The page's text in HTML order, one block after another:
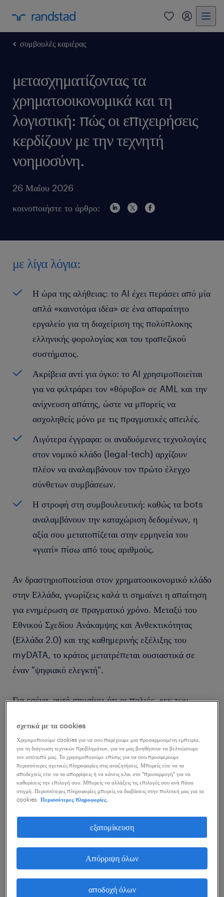
0 my
συμβουλές καριέρας
μετασχηματίζοντας τα
χρηματοοικονομικά και τη
λογιστική: πώς οι επιχειρήσεις
κερδίζουν με την τεχνητή
νοημοσύνη.
26 Μαΐου 2026
κοινοποιήστε το άρθρο:
με λίγα λόγια:
Η ώρα της αλήθειας: το AI έχει περάσει από μία
απλά «καινοτόμα ιδέα» σε ένα απαραίτητο
εργαλείο για τη διαχείριση της πολύπλοκης
ελληνικής φορολογίας και του τραπεζικού
συστήματος.
Ακρίβεια αντί για όγκο: το AI χρησιμοποιείται
για να φιλτράρει τον «θόρυβο» σε AML και την
ανίχνευση απάτης, ώστε να μπορείς να
ασχοληθείς μόνο με τις πραγματικές απειλές.
Λιγότερα έγγραφα: οι αναδυόμενες τεχνολογίες
στον νομικό κλάδο (legal-tech) αρχίζουν
πλέον να αναλαμβάνουν τον πρώτο έλεγχο
σύνθετων συμβάσεων.
Η στροφή στη συμβουλευτική: καθώς τα bots
αναλαμβάνουν την καταχώριση δεδομένων, η
αξία σου μετατοπίζεται στην ερμηνεία του
«γιατί» πίσω από τους αριθμούς.
Αν δραστηριοποιείσαι στον χρηματοοικονομικό κλάδο
στην Ελλάδα, γνωρίζεις καλά τι σημαίνει η απαίτηση
για ενημέρωση σε πραγματικό χρόνο. Μεταξύ του
Εθνικού Σχεδίου Ανάκαμψης και Ανθεκτικότητας
(Ελλάδα 2.0) και της καθημερινής εξέλιξης του
myDATA, το κράτος μετατρέπεται ουσιαστικά σε
έναν "ψηφιακό ελεγκτή".
Για εσένα, αυτό σημαίνει ότι οι παλιές, «εκ των
δηλαδή λαθών εβδομάδες αφότου συμβούν - δεν είναι
πλέον βιώσιμες. Πλέον χρειάζεται να λειτουργείς
προληπτικά, με ακρίβεια και στρατηγική σκέψη.
Αυτό το άρθρο δεν αποτελεί μια θεωρητική ματιά στο
μέλλον, είναι μια ανάλυση του πώς συγκεκριμένες
εφαρμογές του AI βοηθούν επαγγελματίες σαν εσένα
να κερδίσουν χρόνο και να παραμείνουν μπροστά
από τις κανονιστικές εξελίξεις το 2026.
καταπολεμώντας την απάτη με AI: πέρα
από το «false alarm».
σχετικά με τα cookies
Χρησιμοποιούμε cookies για να σου παρέχουμε μια προσαρμοσμένη εμπειρία,
για τη διάγνωση τεχνικών προβλημάτων, για να μας βοηθήσουν να βελτιώσουμε
τον ιστότοπό μας. Τα χρησιμοποιούμε επίσης για να σου προσφέρουμε
περισσότερες σχετικές πληροφορίες στις αναζητήσεις. Μπορείς είτε να τα
αποδεχτείς είτε να τα απορρίψεις ή να κάνεις κλικ στο "προσαρμογή" για να
καθορίσεις την επιλογή σου. Μπορείς να αλλάξεις τις επιλογές σου ανά πάσα
στιγμή. Περισσότερες πληροφορίες μπορείς να διαβάσεις στην πολιτική μας για τα
cookies.
Περισσότερες πληροφορίες.
εξατομίκευση
Απόρριψη όλων
αποδοχή όλων